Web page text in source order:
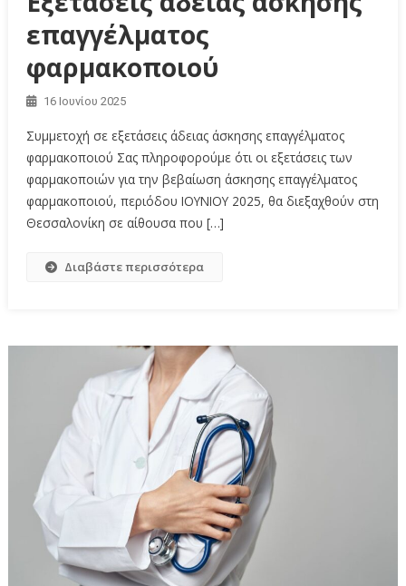
επαγγέλματος
φαρμακοποιού
16 Ιουνίου 2025
Συμμετοχή σε εξετάσεις άδειας άσκησης επαγγέλματος
φαρμακοποιού Σας πληροφορούμε ότι οι εξετάσεις των
φαρμακοποιών για την βεβαίωση άσκησης επαγγέλματος
φαρμακοποιού, περιόδου ΙΟΥΝΙΟΥ 2025, θα διεξαχθούν στη
Θεσσαλονίκη σε αίθουσα που […]
Διαβάστε περισσότερα